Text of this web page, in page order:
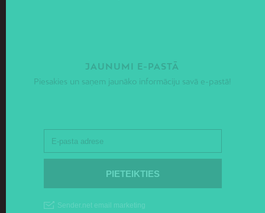
JAUNUMI E-PASTĀ
Piesakies un saņem jaunāko informāciju savā e-pastā!